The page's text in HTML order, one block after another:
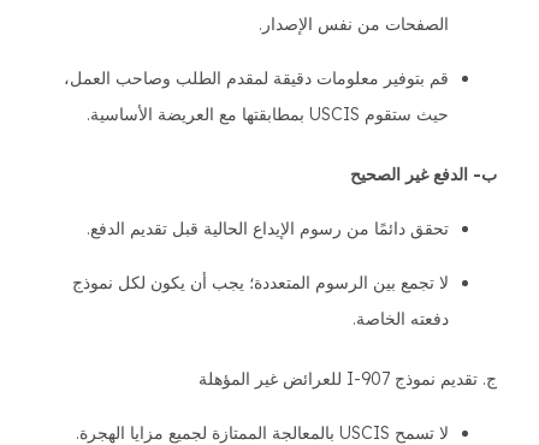
الصفحات من نفس الإصدار.
قم بتوفير معلومات دقيقة لمقدم الطلب وصاحب العمل،
حيث ستقوم USCIS بمطابقتها مع العريضة الأساسية.
ب- الدفع غير الصحيح
تحقق دائمًا من رسوم الإيداع الحالية قبل تقديم الدفع.
لا تجمع بين الرسوم المتعددة؛ يجب أن يكون لكل نموذج
دفعته الخاصة.
ج. تقديم نموذج I-907 للعرائض غير المؤهلة
لا تسمح USCIS بالمعالجة الممتازة لجميع مزايا الهجرة.